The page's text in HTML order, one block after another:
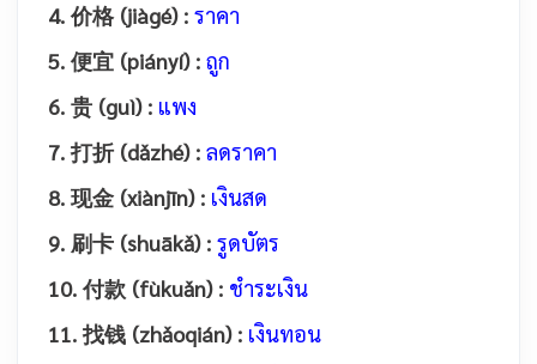
4. 价格 (jiàgé) : ราคา
5. 便宜 (piányí) : ถูก
6. 贵 (guì) : แพง
7. 打折 (dǎzhé) : ลดราคา
8. 现金 (xiànjīn) : เงินสด
9. 刷卡 (shuākǎ) : รูดบัตร
10. 付款 (fùkuǎn) : ชำระเงิน
11. 找钱 (zhǎoqián) : เงินทอน